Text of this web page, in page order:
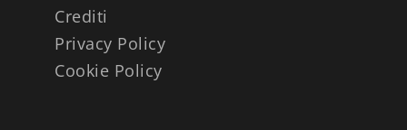
Crediti
Privacy Policy
Cookie Policy